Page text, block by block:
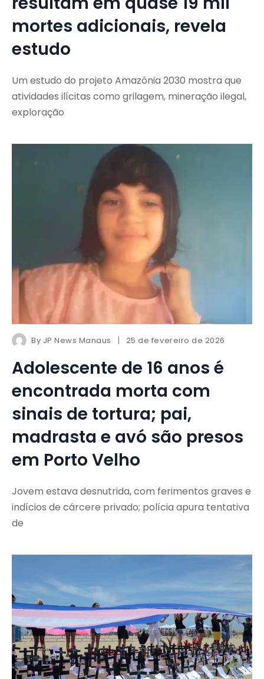
mortes adicionais, revela
estudo
Um estudo do projeto Amazônia 2030 mostra que
atividades ilícitas como grilagem, mineração ilegal,
exploração
By JP News Manaus 25 de fevereiro de 2026
Adolescente de 16 anos é
encontrada morta com
sinais de tortura; pai,
madrasta e avó são presos
em Porto Velho
Jovem estava desnutrida, com ferimentos graves e
indícios de cárcere privado; polícia apura tentativa
de